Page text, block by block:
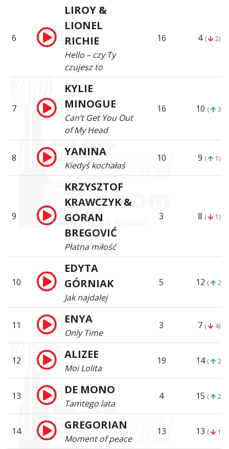
6
LIROY &
LIONEL
RICHIE
Hello – czy Ty
czujesz to
16 4 ( 2)
7
KYLIE
MINOGUE
Can’t Get You Out
of My Head
16 10 ( 3)
8 YANINA
Kiedyś kochałaś
10 9 ( 1)
9
KRZYSZTOF
KRAWCZYK &
GORAN
BREGOVIĆ
Płatna miłość
3 8 ( 1)
10
EDYTA
GÓRNIAK
Jak najdalej
5 12 ( 2)
11 ENYA
Only Time
3 7 ( 4)
12 ALIZEE
Moi Lolita
19 14 ( 2)
13 DE MONO
Tamtego lata
4 15 ( 2)
14 GREGORIAN
Moment of peace
13 13 ( 1)